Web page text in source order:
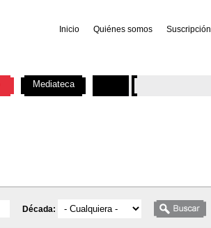
Inicio Quiénes somos Suscripción
Década:
Mediateca